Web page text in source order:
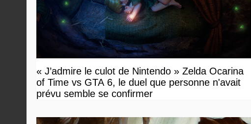
« J’admire le culot de Nintendo » Zelda Ocarina
of Time vs GTA 6, le duel que personne n'avait
prévu semble se confirmer